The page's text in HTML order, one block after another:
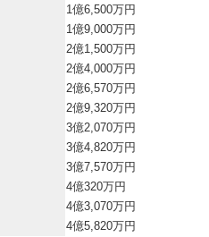
1億6,500万円
1億9,000万円
2億1,500万円
2億4,000万円
2億6,570万円
2億9,320万円
3億2,070万円
3億4,820万円
3億7,570万円
4億320万円
4億3,070万円
4億5,820万円